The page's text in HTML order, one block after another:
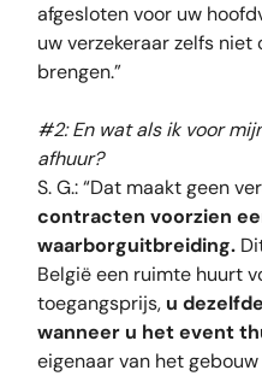
afgesloten voor uw
uw verzekeraar zelfs
brengen.”
#2: En wat als ik voor
afhuur?
S. G.: “Dat maakt geen
contracten voorzien
waarborguitbreiding.
België een ruimte huurt
toegangsprijs, u
wanneer u het event
eigenaar van het